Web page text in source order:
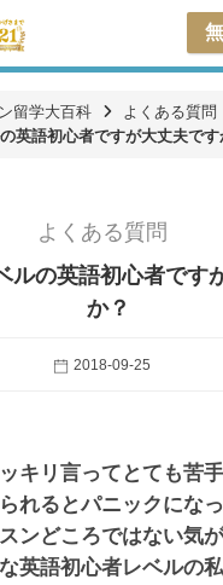
留学大百科
よくある質問
英語初心者ですが大丈夫です
よくある質問
ルの英語初心者です
か？
2018-09-25
キリ言ってとても苦
れるとパニックにな
ンどころではない気
英語初心者レベルの